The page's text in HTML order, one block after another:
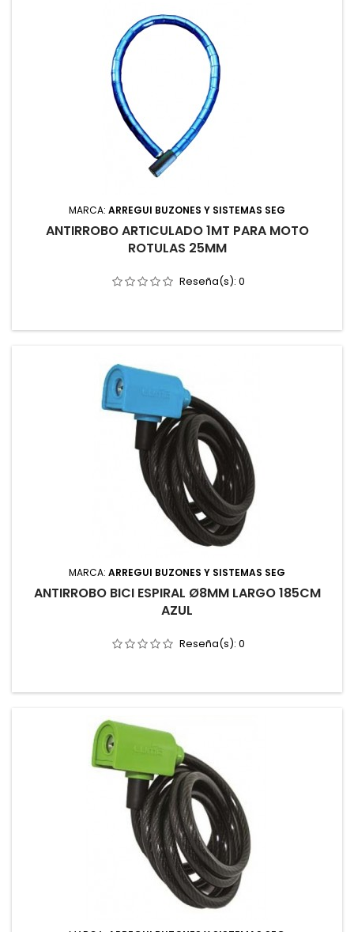
MARCA: ARREGUI BUZONES Y SISTEMAS SEG
ANTIRROBO ARTICULADO 1MT PARA MOTO
ROTULAS 25MM
Reseña(s): 0
MARCA: ARREGUI BUZONES Y SISTEMAS SEG
ANTIRROBO BICI ESPIRAL Ø8MM LARGO 185CM
AZUL
Reseña(s): 0